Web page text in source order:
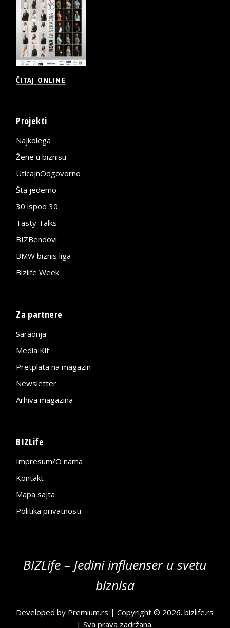
ČITAJ ONLINE
Projekti
Najkolega
Žene u biznisu
UticajnOdgovorno
Šta jedemo
30 ispod 30
Tasty Talks
BIZBendovi
BMW biznis liga
Bizlife Week
Za partnere
Saradnja
Media Kit
Pretplata na magazin
Newsletter
Arhiva magazina
BIZLife
Impresum/O nama
Kontakt
Mapa sajta
Politika privatnosti
BIZLife – Jedini influenser u svetu
biznisa
Developed by Premium.rs | Copyright © 2026.bizlife.rs
| Sva prava zadržana.